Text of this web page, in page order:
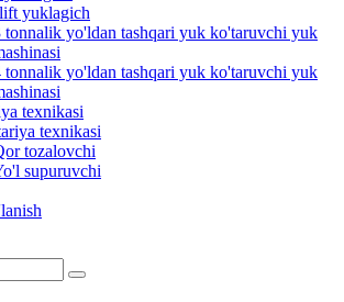
tonnalik yo'ldan tashqari yuk ko'taruvchi yuk
tonnalik yo'ldan tashqari yuk ko'taruvchi yuk
texnikasi
tozalovchi
supuruvchi